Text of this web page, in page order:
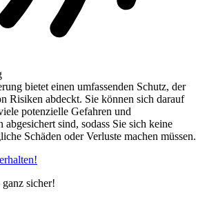
bietet einen umfassenden Schutz, der
Risiken abdeckt. Sie können sich darauf
potenzielle Gefahren und
abgesichert sind, sodass Sie sich keine
Schäden oder Verluste machen müssen.
sicher!